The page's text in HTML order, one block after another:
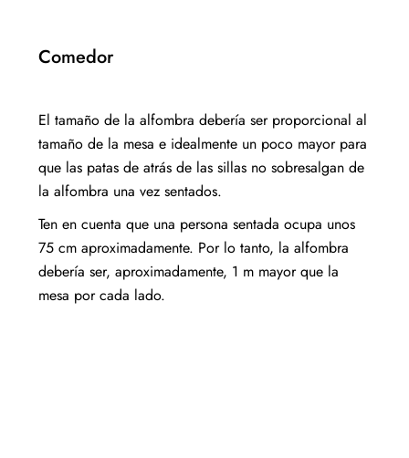
Comedor
El tamaño de la alfombra debería ser proporcional al
tamaño de la mesa e idealmente un poco mayor para
que las patas de atrás de las sillas no sobresalgan de
la alfombra una vez sentados.
Ten en cuenta que una persona sentada ocupa unos
75 cm aproximadamente. Por lo tanto, la alfombra
debería ser, aproximadamente, 1 m mayor que la
mesa por cada lado.